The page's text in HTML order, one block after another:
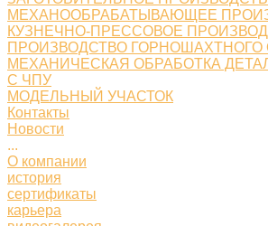
МЕХАНООБРАБАТЫВАЮЩЕЕ
КУЗНЕЧНО-ПРЕССОВОЕ
ПРОИЗВОДСТВО ГОРНОШАХТНОГО
МЕХАНИЧЕСКАЯ ОБРАБОТКА
С ЧПУ
МОДЕЛЬНЫЙ УЧАСТОК
Контакты
Новости
...
О компании
история
сертификаты
карьера